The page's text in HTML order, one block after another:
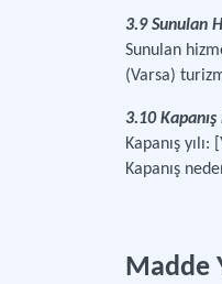
3.9 Sunulan
Sunulan
(Varsa)
3.10
Kapanış yılı:
Kapanış
Madde